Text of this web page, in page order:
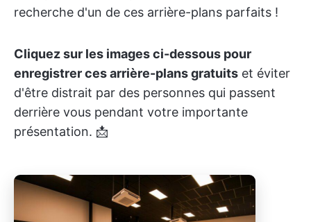
recherche d'un de ces arrière-plans parfaits !
Cliquez sur les images ci-dessous pour
enregistrer ces arrière-plans gratuits et éviter
d'être distrait par des personnes qui passent
derrière vous pendant votre importante
présentation. 📩